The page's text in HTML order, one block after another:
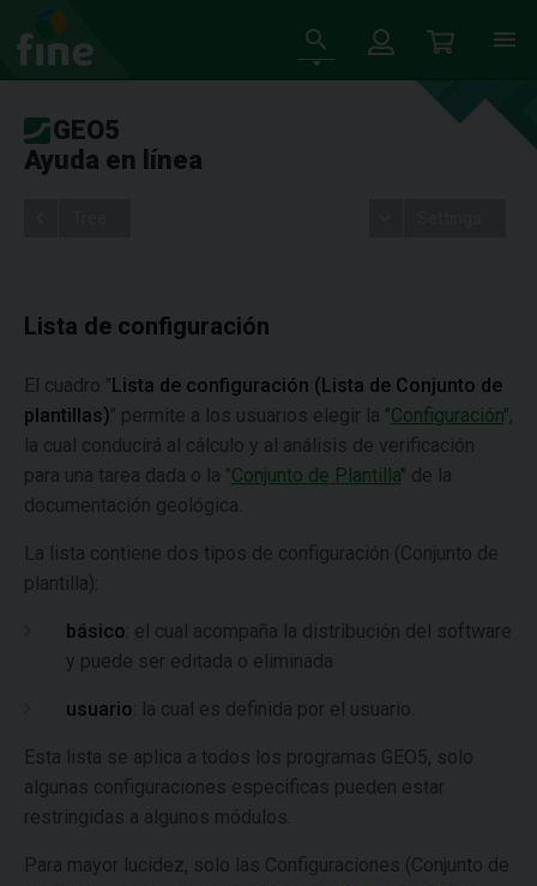
GEO5
Ayuda en línea
Lista de configuración
El cuadro "Lista de configuración (Lista de Conjunto de
plantillas)" permite a los usuarios elegir la "Configuración",
la cual conducirá al cálculo y al análisis de verificación
para una tarea dada o la "Conjunto de Plantilla" de la
documentación geológica.
La lista contiene dos tipos de configuración (Conjunto de
plantilla):
básico : el cual acompaña la distribución del software
y puede ser editada o eliminada
usuario : la cual es definida por el usuario.
Esta lista se aplica a todos los programas GEO5, solo
algunas configuraciones especificas pueden estar
restringidas a algunos módulos.
Para mayor lucidez, solo las Configuraciones (Conjunto de